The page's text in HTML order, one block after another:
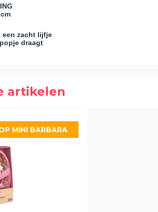
een zacht lijfje
draagt
artikelen
MINI BARBARA